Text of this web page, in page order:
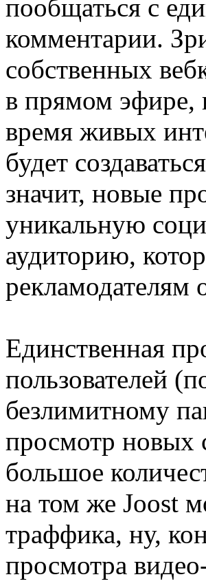
пообщаться с
комментарии.
собственных
в прямом эфире,
время живых
будет
значит, новые
уникальную
аудиторию,
рекламодателям
Единственная
пользователей
безлимитному
просмотр новых
большое
на том же Joost
траффика, ну,
просмотра